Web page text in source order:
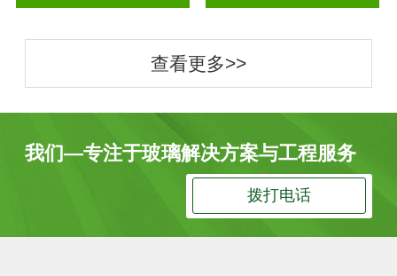
查看更多>>
我们—专注于玻璃解决方案与工程服务
拨打电话